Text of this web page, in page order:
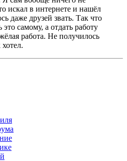
искал в интернете и нашёл
даже друзей звать. Так что
это самому, а отдать работу
работа. Не получилось
хотел.